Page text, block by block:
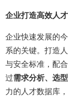
企业打造高效人
企业快速发展的
系的关键。打造
与安全标准，配
过需求分析、选
力的人才数据库